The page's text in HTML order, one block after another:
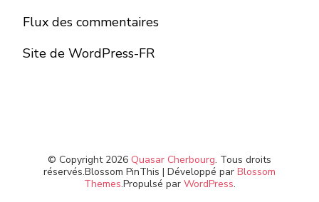
Flux des commentaires
Site de WordPress-FR
© Copyright 2026 Quasar Cherbourg. Tous droits
réservés.Blossom PinThis | Développé par Blossom
Themes.Propulsé par WordPress.